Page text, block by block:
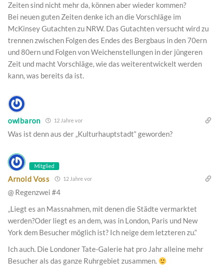
Zeiten sind nicht mehr da, können aber wieder kommen?
Bei neuen guten Zeiten denke ich an die Vorschläge im
McKinsey Gutachten zu NRW. Das Gutachten versucht wird zu
trennen zwischen Folgen des Endes des Bergbaus in den 70ern
und 80ern und Folgen von Weichenstellungen in der jüngeren
Zeit und macht Vorschläge, wie das weiterentwickelt werden
kann, was bereits da ist.
owlbaron 12 Jahre vor
Was ist denn aus der „Kulturhauptstadt“ geworden?
Mitglied
Arnold Voss 12 Jahre vor
@ Regenzwei #4
„Liegt es an Massnahmen, mit denen die Städte vermarktet
werden?Oder liegt es an dem, was in London, Paris und New
York dem Besucher möglich ist? Ich neige dem letzteren zu.“
Ich auch. Die Londoner Tate-Galerie hat pro Jahr alleine mehr
Besucher als das ganze Ruhrgebiet zusammen.